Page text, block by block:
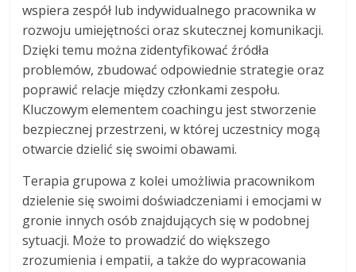
wspiera zespół lub indywidualnego pracownika w
rozwoju umiejętności oraz skutecznej komunikacji.
Dzięki temu można zidentyfikować źródła
problemów, zbudować odpowiednie strategie oraz
poprawić relacje między członkami zespołu.
Kluczowym elementem coachingu jest stworzenie
bezpiecznej przestrzeni, w której uczestnicy mogą
otwarcie dzielić się swoimi obawami.
Terapia grupowa z kolei umożliwia pracownikom
dzielenie się swoimi doświadczeniami i emocjami w
gronie innych osób znajdujących się w podobnej
sytuacji. Może to prowadzić do większego
zrozumienia i empatii, a także do wypracowania